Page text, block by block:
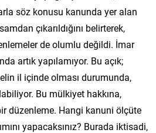
söz konusu kanunda yer alan
çıkarıldığını belirterek,
de olumlu değildi. İmar
artık yapılamıyor. Bu açık;
il içinde olması durumunda,
Bu mülkiyet hakkına,
düzenleme. Hangi kanuni ölçüte
yapacaksınız? Burada iktisadi,